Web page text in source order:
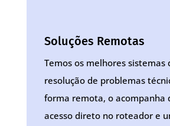
Soluções Remotas
Temos os melhores sistemas
resolução de problemas
forma remota, o acompanha
acesso direto no roteador e